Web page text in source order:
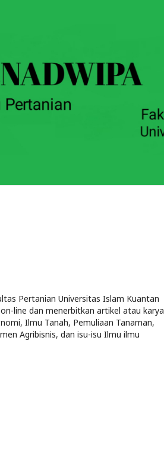
Pertanian Universitas Islam Kuantan
line dan menerbitkan artikel atau karya
Ilmu Tanah, Pemuliaan Tanaman,
Agribisnis, dan isu-isu Ilmu ilmu